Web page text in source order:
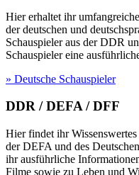
Hier erhaltet ihr
der deutschen und
Schauspieler aus der DDR
Schauspieler eine
» Deutsche Schauspieler
DDR / DEFA / DFF
Hier findet ihr
der DEFA und des
ihr ausführliche
Filme sowie zu Leben und